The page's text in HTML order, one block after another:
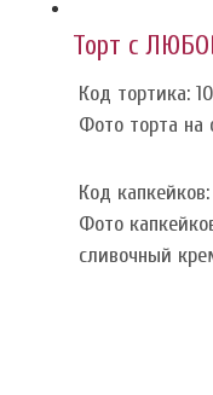
Торт с
Код тортика:
Фото торта на
Код капкейков:
Фото
сливочный